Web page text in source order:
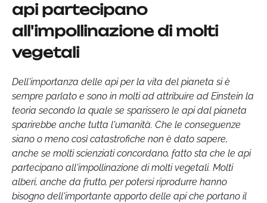
api partecipano
all'impollinazione di molti
vegetali
Dell'importanza delle api per la vita del pianeta si è
sempre parlato e sono in molti ad attribuire ad Einstein la
teoria secondo la quale se sparissero le api dal pianeta
sparirebbe anche tutta l'umanità. Che le conseguenze
siano o meno così catastrofiche non è dato sapere,
anche se molti scienziati concordano, fatto sta che le api
partecipano all'impollinazione di molti vegetali. Molti
alberi, anche da frutto, per potersi riprodurre hanno
bisogno dell'importante apporto delle api che portano il